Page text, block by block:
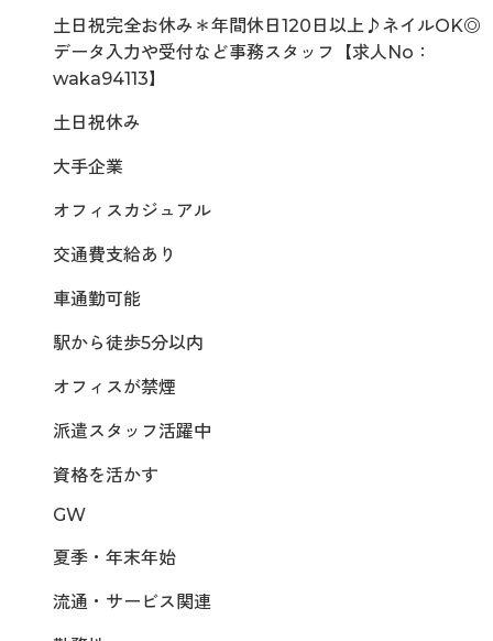
土日祝完全お休み＊年間休日120日以上♪ネイルOK◎
データ入力や受付など事務スタッフ【求人No：
waka94113】
土日祝休み
大手企業
オフィスカジュアル
交通費支給あり
車通勤可能
駅から徒歩5分以内
オフィスが禁煙
派遣スタッフ活躍中
資格を活かす
GW
夏季・年末年始
流通・サービス関連